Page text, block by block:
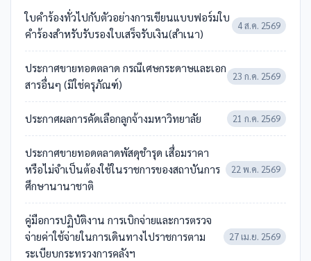
ใบคำร้องทั่วไปกับตัวอย่างการเขียนแบบฟอร์มใบ
คำร้องสำหรับรับรองใบเสร็จรับเงิน(สำเนา)
4 ส.ค. 2569
ประกาศขายทอดตลาด กรณีเศษกระดาษและเอก
สารอื่นๆ (มิใช่ครุภัณฑ์)
23 ก.ค. 2569
ประกาศผลการคัดเลือกลูกจ้างมหาวิทยาลัย 21 ก.ค. 2569
ประกาศขายทอดตลาดพัสดุชำรุด เสื่อมราคา
หรือไม่จำเป็นต้องใช้ในราชการของสถาบันการ
ศึกษานานาชาติ
22 พ.ค. 2569
คู่มือการปฏิบัติงาน การเบิกจ่ายและการตรวจ
จ่ายค่าใช้จ่ายในการเดินทางไปราชการตาม
ระเบียบกระทรวงการคลังฯ
27 เม.ย. 2569